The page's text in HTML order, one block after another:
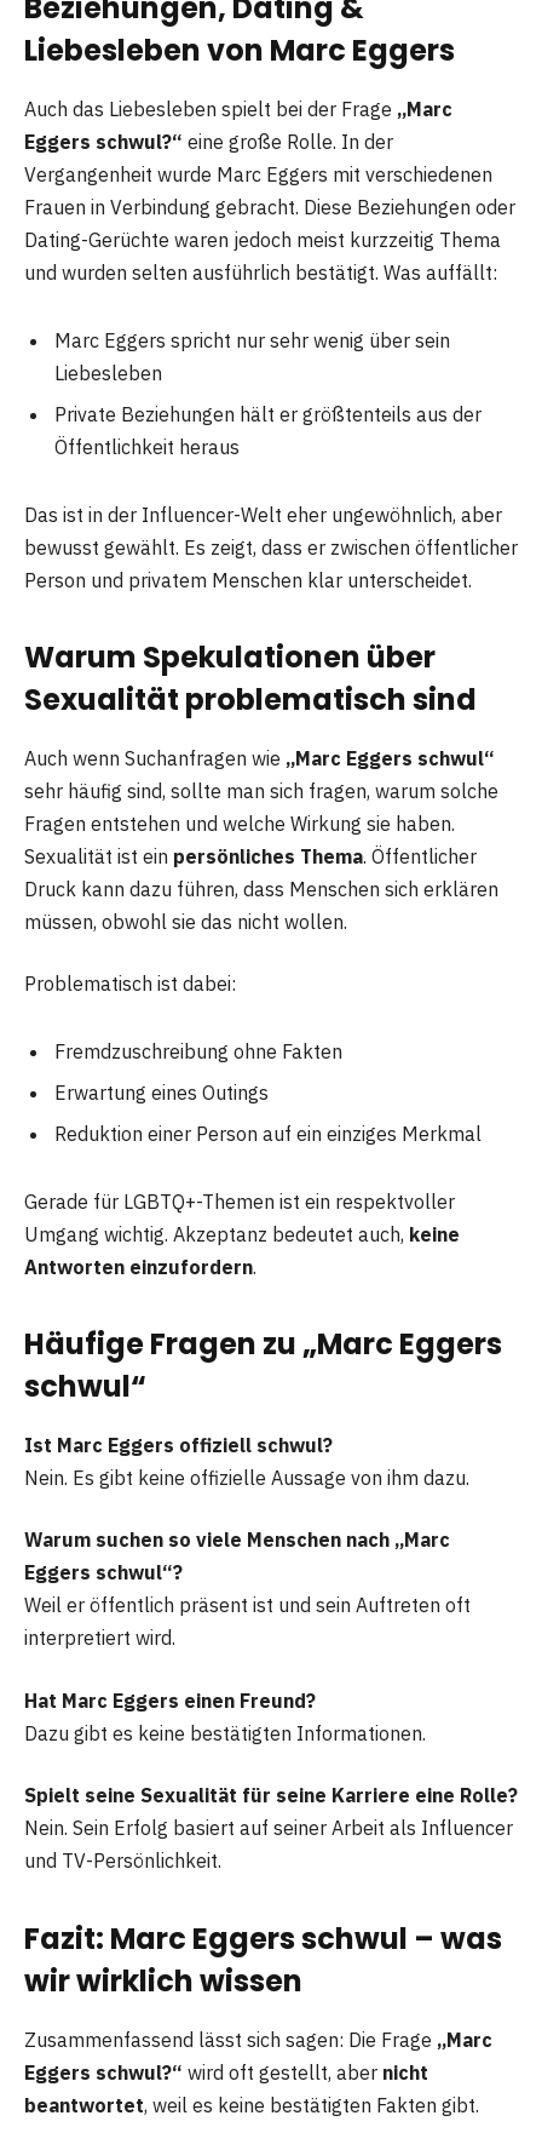
Beziehungen, Dating &
Liebesleben von Marc Eggers
Auch das Liebesleben spielt bei der Frage „Marc
Eggers schwul?“ eine große Rolle. In der
Vergangenheit wurde Marc Eggers mit verschiedenen
Frauen in Verbindung gebracht. Diese Beziehungen oder
Dating-Gerüchte waren jedoch meist kurzzeitig Thema
und wurden selten ausführlich bestätigt. Was auffällt:
Marc Eggers spricht nur sehr wenig über sein
Liebesleben
Private Beziehungen hält er größtenteils aus der
Öffentlichkeit heraus
Das ist in der Influencer-Welt eher ungewöhnlich, aber
bewusst gewählt. Es zeigt, dass er zwischen öffentlicher
Person und privatem Menschen klar unterscheidet.
Warum Spekulationen über
Sexualität problematisch sind
Auch wenn Suchanfragen wie „Marc Eggers schwul“
sehr häufig sind, sollte man sich fragen, warum solche
Fragen entstehen und welche Wirkung sie haben.
Sexualität ist ein persönliches Thema. Öffentlicher
Druck kann dazu führen, dass Menschen sich erklären
müssen, obwohl sie das nicht wollen.
Problematisch ist dabei:
Fremdzuschreibung ohne Fakten
Erwartung eines Outings
Reduktion einer Person auf ein einziges Merkmal
Gerade für LGBTQ+-Themen ist ein respektvoller
Umgang wichtig. Akzeptanz bedeutet auch, keine
Antworten einzufordern.
Häufige Fragen zu „Marc Eggers
schwul“
Ist Marc Eggers offiziell schwul?
Nein. Es gibt keine offizielle Aussage von ihm dazu.
Warum suchen so viele Menschen nach „Marc
Eggers schwul“?
Weil er öffentlich präsent ist und sein Auftreten oft
interpretiert wird.
Hat Marc Eggers einen Freund?
Dazu gibt es keine bestätigten Informationen.
Spielt seine Sexualität für seine Karriere eine Rolle?
Nein. Sein Erfolg basiert auf seiner Arbeit als Influencer
und TV-Persönlichkeit.
Fazit: Marc Eggers schwul – was
wir wirklich wissen
Zusammenfassend lässt sich sagen: Die Frage „Marc
Eggers schwul?“ wird oft gestellt, aber nicht
beantwortet, weil es keine bestätigten Fakten gibt.